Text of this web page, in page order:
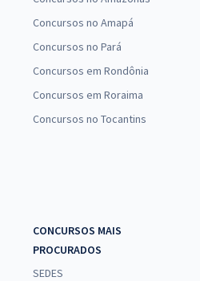
Concursos no Amapá
Concursos no Pará
Concursos em Rondônia
Concursos em Roraima
Concursos no Tocantins
CONCURSOS MAIS
PROCURADOS
SEDES